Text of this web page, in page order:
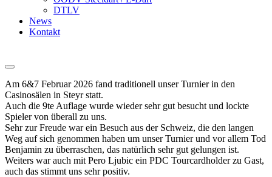
DTLV
News
Kontakt
Am 6&7 Februar 2026 fand traditionell unser Turnier in den
Casinosälen in Steyr statt.
Auch die 9te Auflage wurde wieder sehr gut besucht und lockte
Spieler von überall zu uns.
Sehr zur Freude war ein Besuch aus der Schweiz, die den langen
Weg auf sich genommen haben um unser Turnier und vor allem Tod
Benjamin zu überraschen, das natürlich sehr gut gelungen ist.
Weiters war auch mit Pero Ljubic ein PDC Tourcardholder zu Gast,
auch das stimmt uns sehr positiv.